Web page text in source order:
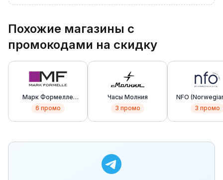
Похожие магазины с
промокодами на скидку
Марк Формелле
(Mark Formelle)
6 промо
Часы Молния
3 промо
NFO
3 промо